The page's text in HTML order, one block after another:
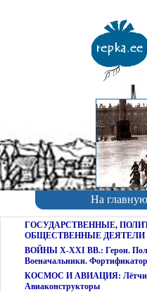
На главную
ГОСУДАРСТВЕННЫЕ,
ОБЩЕСТВЕННЫЕ ДЕЯТЕЛИ
ВОЙНЫ X-XXI ВВ.: Герои.
Военачальники.
КОСМОС И АВИАЦИЯ:
Авиаконструкторы